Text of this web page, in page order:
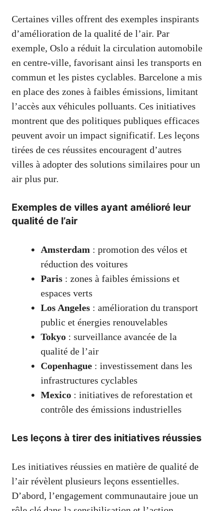
Certaines villes offrent des exemples inspirants
d’amélioration de la qualité de l’air. Par
exemple, Oslo a réduit la circulation automobile
en centre-ville, favorisant ainsi les transports en
commun et les pistes cyclables. Barcelone a mis
en place des zones à faibles émissions, limitant
l’accès aux véhicules polluants. Ces initiatives
montrent que des politiques publiques efficaces
peuvent avoir un impact significatif. Les leçons
tirées de ces réussites encouragent d’autres
villes à adopter des solutions similaires pour un
air plus pur.
Exemples de villes ayant amélioré leur
qualité de l’air
Amsterdam : promotion des vélos et
réduction des voitures
Paris : zones à faibles émissions et
espaces verts
Los Angeles : amélioration du transport
public et énergies renouvelables
Tokyo : surveillance avancée de la
qualité de l’air
Copenhague : investissement dans les
infrastructures cyclables
Mexico : initiatives de reforestation et
contrôle des émissions industrielles
Les leçons à tirer des initiatives réussies
Les initiatives réussies en matière de qualité de
l’air révèlent plusieurs leçons essentielles.
D’abord, l’engagement communautaire joue un